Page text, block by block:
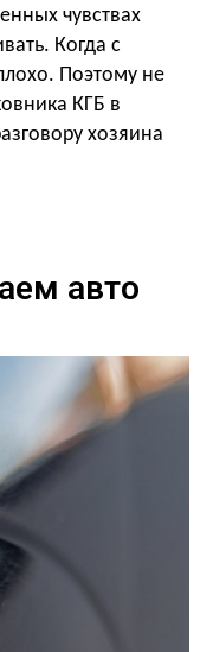
чувствах
Когда с
Поэтому не
КГБ в
хозяина
авто